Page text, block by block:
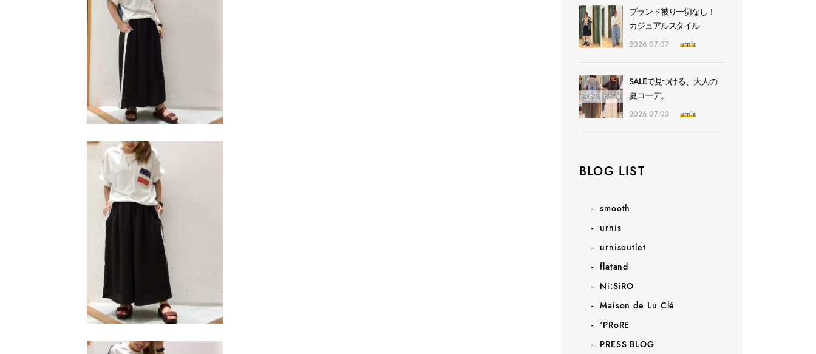
ブランド被り一切なし！
カジュアルスタイル
2026.07.07 urnis
SALEで見つける、大人の
夏コーデ。
2026.07.03 urnis
BLOG LIST
smooth
urnis
urnisoutlet
flatand
Ni:SiRO
Maison de Lu Clé
‘PRoRE
PRESS BLOG